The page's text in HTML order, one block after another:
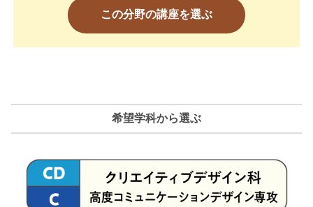
この分野の講座を選ぶ
希望学科から選ぶ